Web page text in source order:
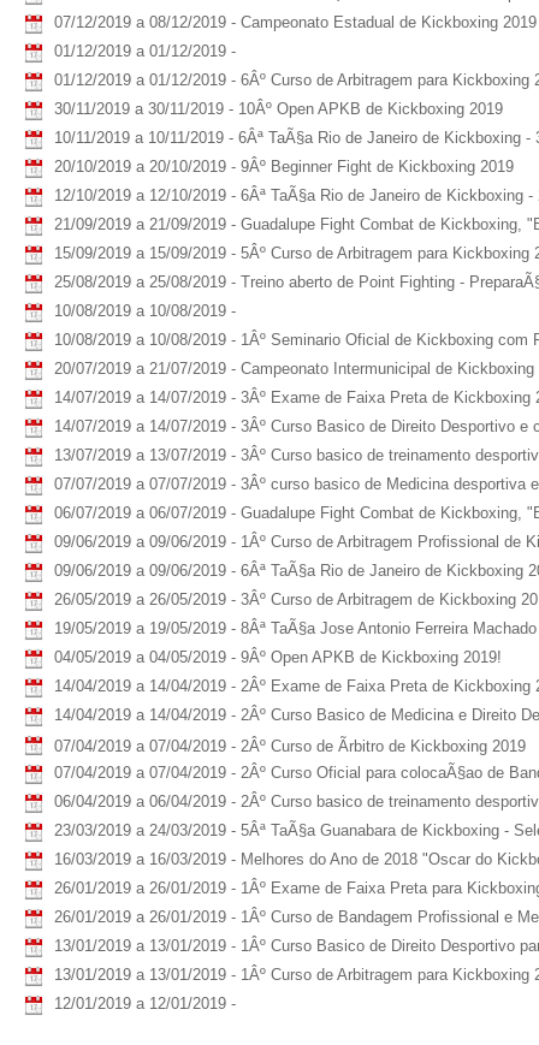
07/12/2019 a 08/12/2019 - Campeonato Estadual de Kickboxing 2019
01/12/2019 a 01/12/2019 -
01/12/2019 a 01/12/2019 - 6Âº Curso de Arbitragem para Kickboxing
30/11/2019 a 30/11/2019 - 10Âº Open APKB de Kickboxing 2019
10/11/2019 a 10/11/2019 - 6Âª TaÃ§a Rio de Janeiro de Kickboxing -
20/10/2019 a 20/10/2019 - 9Âº Beginner Fight de Kickboxing 2019
12/10/2019 a 12/10/2019 - 6Âª TaÃ§a Rio de Janeiro de Kickboxing -
21/09/2019 a 21/09/2019 - Guadalupe Fight Combat de Kickboxing,
15/09/2019 a 15/09/2019 - 5Âº Curso de Arbitragem para Kickboxing
25/08/2019 a 25/08/2019 - Treino aberto de Point Fighting -
10/08/2019 a 10/08/2019 -
10/08/2019 a 10/08/2019 - 1Âº Seminario Oficial de Kickboxing com
20/07/2019 a 21/07/2019 - Campeonato Intermunicipal de
14/07/2019 a 14/07/2019 - 3Âº Exame de Faixa Preta de Kickboxing
14/07/2019 a 14/07/2019 - 3Âº Curso Basico de Direito Desportivo
13/07/2019 a 13/07/2019 - 3Âº Curso basico de treinamento
07/07/2019 a 07/07/2019 - 3Âº curso basico de Medicina desportiva
06/07/2019 a 06/07/2019 - Guadalupe Fight Combat de Kickboxing,
09/06/2019 a 09/06/2019 - 1Âº Curso de Arbitragem Profissional de
09/06/2019 a 09/06/2019 - 6Âª TaÃ§a Rio de Janeiro de Kickboxing
26/05/2019 a 26/05/2019 - 3Âº Curso de Arbitragem de Kickboxing
19/05/2019 a 19/05/2019 - 8Âª TaÃ§a Jose Antonio Ferreira
04/05/2019 a 04/05/2019 - 9Âº Open APKB de Kickboxing 2019!
14/04/2019 a 14/04/2019 - 2Âº Exame de Faixa Preta de Kickboxing
14/04/2019 a 14/04/2019 - 2Âº Curso Basico de Medicina e Direito
07/04/2019 a 07/04/2019 - 2Âº Curso de Ãrbitro de Kickboxing 2019
07/04/2019 a 07/04/2019 - 2Âº Curso Oficial para colocaÃ§ao de
06/04/2019 a 06/04/2019 - 2Âº Curso basico de treinamento
23/03/2019 a 24/03/2019 - 5Âª TaÃ§a Guanabara de Kickboxing -
16/03/2019 a 16/03/2019 - Melhores do Ano de 2018 "Oscar do
26/01/2019 a 26/01/2019 - 1Âº Exame de Faixa Preta para
26/01/2019 a 26/01/2019 - 1Âº Curso de Bandagem Profissional e
13/01/2019 a 13/01/2019 - 1Âº Curso Basico de Direito Desportivo
13/01/2019 a 13/01/2019 - 1Âº Curso de Arbitragem para Kickboxing
12/01/2019 a 12/01/2019 -